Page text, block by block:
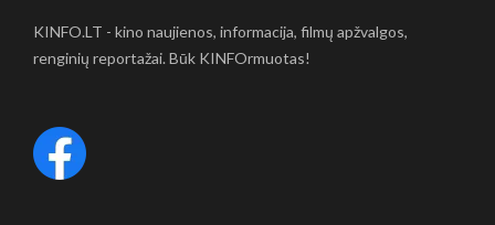
KINFO.LT - kino naujienos, informacija, filmų apžvalgos,
renginių reportažai. Būk KINFOrmuotas!